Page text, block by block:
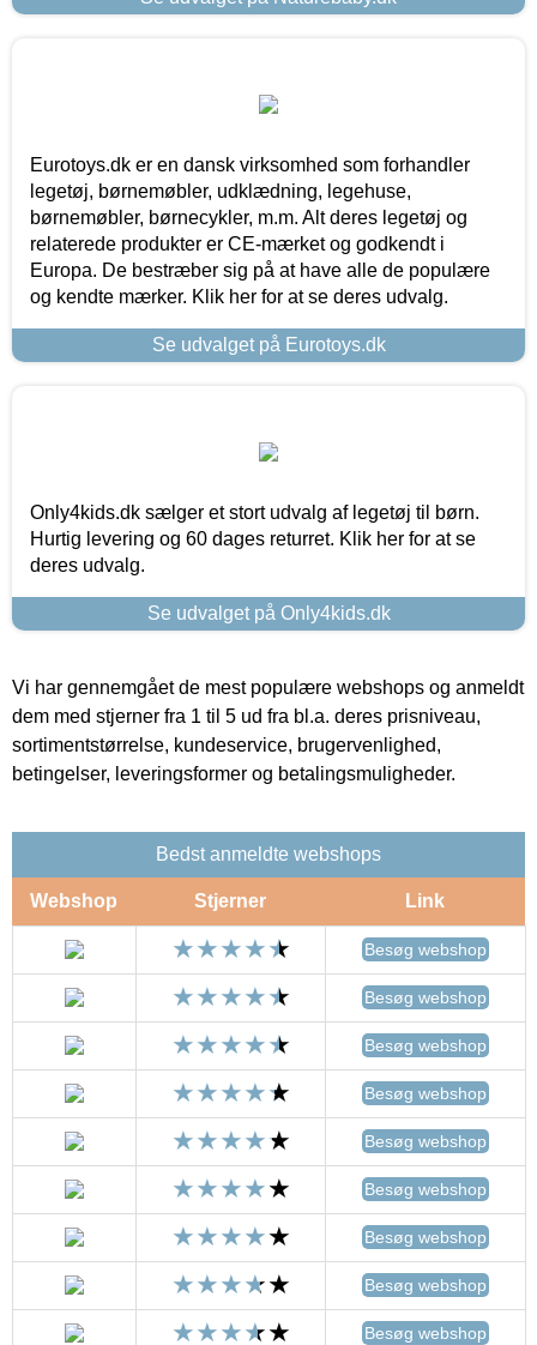
Eurotoys.dk er en dansk virksomhed som forhandler
legetøj, børnemøbler, udklædning, legehuse,
børnemøbler, børnecykler, m.m. Alt deres legetøj og
relaterede produkter er CE-mærket og godkendt i
Europa. De bestræber sig på at have alle de populære
og kendte mærker. Klik her for at se deres udvalg.
Se udvalget på Eurotoys.dk
Only4kids.dk sælger et stort udvalg af legetøj til børn.
Hurtig levering og 60 dages returret. Klik her for at se
deres udvalg.
Se udvalget på Only4kids.dk
Vi har gennemgået de mest populære webshops og anmeldt
dem med stjerner fra 1 til 5 ud fra bl.a. deres prisniveau,
sortimentstørrelse, kundeservice, brugervenlighed,
betingelser, leveringsformer og betalingsmuligheder.
Bedst anmeldte webshops
Webshop Stjerner Link
Besøg webshop
Besøg webshop
Besøg webshop
Besøg webshop
Besøg webshop
Besøg webshop
Besøg webshop
Besøg webshop
Besøg webshop